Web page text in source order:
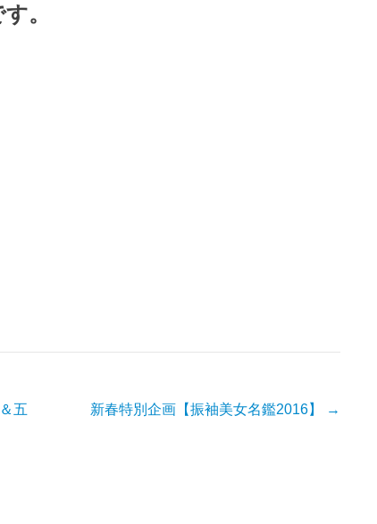
。
五
新春特別企画【振袖美女名鑑2016】 →